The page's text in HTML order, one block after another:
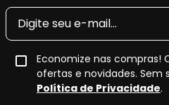
Economize nas compras!
ofertas e novidades. Sem
Política de Privacidade.